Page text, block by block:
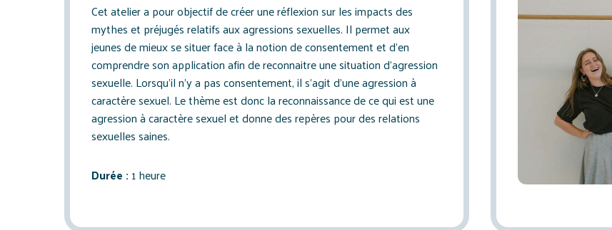
Cet atelier a pour objectif de créer une réflexion sur les impacts des
mythes et préjugés relatifs aux agressions sexuelles. Il permet aux
jeunes de mieux se situer face à la notion de consentement et d’en
comprendre son application afin de reconnaitre une situation d’agression
sexuelle. Lorsqu’il n’y a pas consentement, il s’agit d’une agression à
caractère sexuel. Le thème est donc la reconnaissance de ce qui est une
agression à caractère sexuel et donne des repères pour des relations
sexuelles saines.
Durée : 1 heure